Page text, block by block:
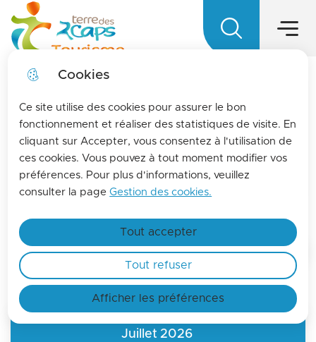
Cookies
Ce site utilise des cookies pour assurer le bon
fonctionnement et réaliser des statistiques de visite. En
cliquant sur Accepter, vous consentez à l'utilisation de
ces cookies. Vous pouvez à tout moment modifier vos
préférences. Pour plus d'informations, veuillez
consulter la pageGestion des cookies.
Afficher les préférences
Tout accepter
Tout refuser
Aller
au
Aller à la
recherche
contenu
principal
Aller au
sitemap
Pour vous tenir informés de l'actualités de La
terre des 2 caps, inscrivez-vous à la lettre
d'information de l'office de tourisme !
Terre des 2 caps Tourisme - Office
Menu
Atelier artistique avec
Benoît Boutry
Juillet 2026